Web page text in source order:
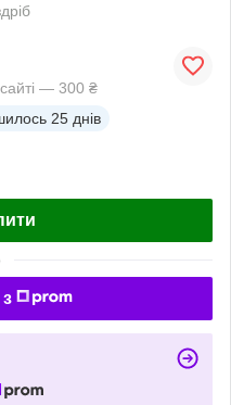
— 300 ₴
25 днів